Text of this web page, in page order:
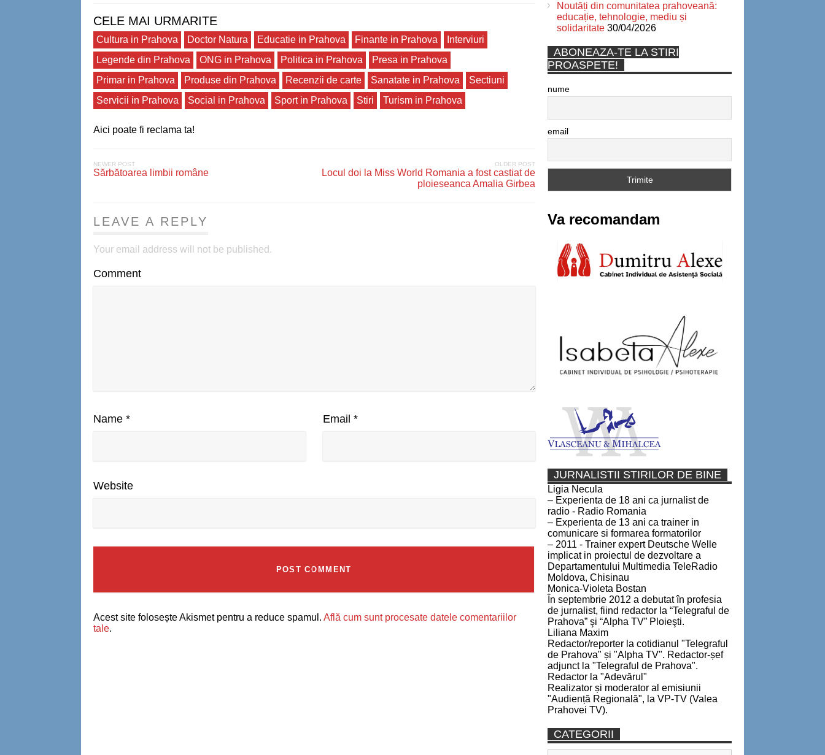
CELE MAI URMARITE
Cultura in Prahova Doctor Natura Educatie in Prahova Finante in Prahova
Interviuri
Legende din Prahova
ONG in Prahova Politica in Prahova
Presa in Prahova
Primar in Prahova
Produse din Prahova Recenzii de carte Sanatate in Prahova
Sectiuni
Servicii in Prahova
Social in Prahova Sport in Prahova Stiri Turism in Prahova
Aici poate fi reclama ta!
NEWER POST
Sărbătoarea limbii române
OLDER POST
Locul doi la Miss World Romania a fost castiat de
ploieseanca Amalia Girbea
LEAVE A REPLY
Your email address will not be published.
Comment
Name * Email*
Website
Acest site folosește Akismet pentru a reduce spamul. Află cum sunt procesate datele comentariilor
tale.
Noutăți din comunitatea prahoveană:
educație, tehnologie, mediu și
solidaritate 30/04/2026
ABONEAZA-TE LA STIRI
PROASPETE!
nume
email
Va recomandam
JURNALISTII STIRILOR DE BINE
Ligia Necula
– Experienta de 18 ani ca jurnalist de
radio - Radio Romania
– Experienta de 13 ani ca trainer in
comunicare si formarea formatorilor
– 2011 - Trainer expert Deutsche Welle
implicat in proiectul de dezvoltare a
Departamentului Multimedia TeleRadio
Moldova, Chisinau
Monica-Violeta Bostan
În septembrie 2012 a debutat în profesia
de jurnalist, fiind redactor la “Telegraful de
Prahova” şi “Alpha TV” Ploieşti.
Liliana Maxim
Redactor/reporter la cotidianul "Telegraful
de Prahova" și "Alpha TV". Redactor-șef
adjunct la "Telegraful de Prahova".
Redactor la "Adevărul"
Realizator și moderator al emisiunii
"Audiență Regională", la VP-TV (Valea
Prahovei TV).
CATEGORII
Categorii